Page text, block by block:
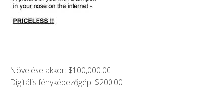
Növelése akkor: $100,000.00
Digitális fényképezőgép: $200.00